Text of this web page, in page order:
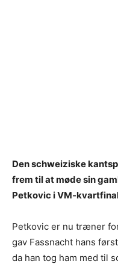
Den schweiziske
frem til at møde sin
Petkovic i VM-
Petkovic er nu træner
gav Fassnacht hans
da han tog ham med til